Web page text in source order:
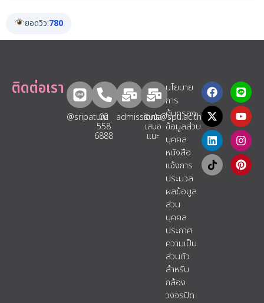
ยอดวิว:780
ติดต่อเรา
@sripatum
02
558
6888
admissions@spu.ac.th
รับข้อ
เสนอ
แนะ​
นโยบาย
การ
คุ้มครอง
ข้อมูลส่วน
บุคคล
หนังสือ
แจ้งการ
ประมวล
ผลข้อมูล
ส่วน
บุคคล
ประกาศ
ความเป็น
ส่วนตัว
สำหรับ
กล้อง
วงจรปิด